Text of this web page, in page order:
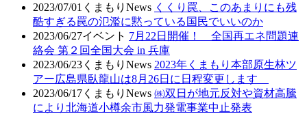
2023/07/01 くまもりNews くくり罠、このあまりにも残
酷すぎる罠の氾濫に黙っている国民でいいのか
2023/06/27イベント 7月22日開催！ 全国再エネ問題連
絡会 第２回全国大会 in 兵庫
2023/06/23 くまもりNews 2023年くまもり本部原生林ツ
アー広島県臥龍山は8月26日に日程変更します
2023/06/17 くまもりNews ㈱双日が地元反対や資材高騰
により北海道小樽余市風力発電事業中止発表